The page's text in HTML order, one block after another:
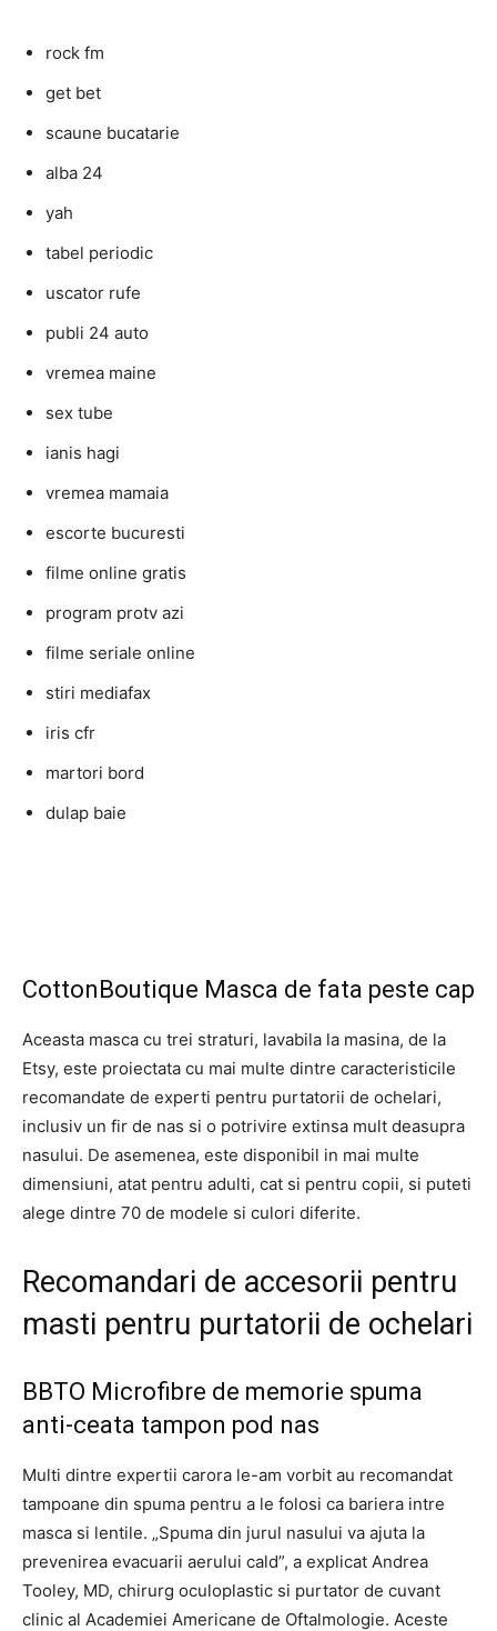
rock fm
get bet
scaune bucatarie
alba 24
yah
tabel periodic
uscator rufe
publi 24 auto
vremea maine
sex tube
ianis hagi
vremea mamaia
escorte bucuresti
filme online gratis
program protv azi
filme seriale online
stiri mediafax
iris cfr
martori bord
dulap baie
CottonBoutique Masca de fata peste cap
Aceasta masca cu trei straturi, lavabila la masina, de la
Etsy, este proiectata cu mai multe dintre caracteristicile
recomandate de experti pentru purtatorii de ochelari,
inclusiv un fir de nas si o potrivire extinsa mult deasupra
nasului. De asemenea, este disponibil in mai multe
dimensiuni, atat pentru adulti, cat si pentru copii, si puteti
alege dintre 70 de modele si culori diferite.
Recomandari de accesorii pentru
masti pentru purtatorii de ochelari
BBTO Microfibre de memorie spuma
anti-ceata tampon pod nas
Multi dintre expertii carora le-am vorbit au recomandat
tampoane din spuma pentru a le folosi ca bariera intre
masca si lentile. „Spuma din jurul nasului va ajuta la
prevenirea evacuarii aerului cald”, a explicat Andrea
Tooley, MD, chirurg oculoplastic si purtator de cuvant
clinic al Academiei Americane de Oftalmologie. Aceste